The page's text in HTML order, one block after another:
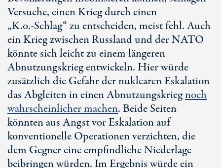
Versuche, einen Krieg durch einen
„K.o.-Schlag“ zu entscheiden, meist fehl. Auch
ein Krieg zwischen Russland und der NATO
könnte sich leicht zu einem längeren
Abnutzungskrieg entwickeln. Hier würde
zusätzlich die Gefahr der nuklearen Eskalation
das Abgleiten in einen Abnutzungskriegnoch
wahrscheinlicher machen. Beide Seiten
könnten aus Angst vor Eskalation auf
konventionelle Operationen verzichten, die
dem Gegner eine empfindliche Niederlage
beibringen würden. Im Ergebnis würde ein